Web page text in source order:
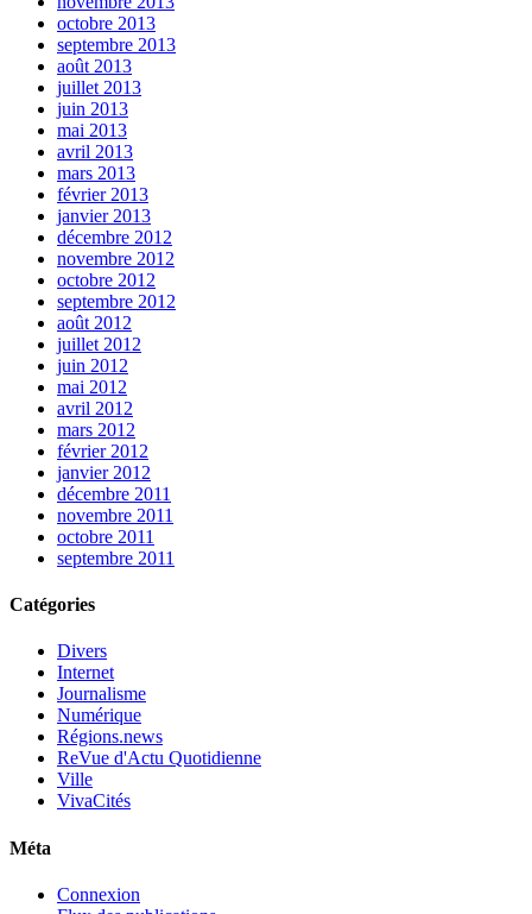
octobre 2013
septembre 2013
août 2013
juillet 2013
juin 2013
mai 2013
avril 2013
mars 2013
février 2013
janvier 2013
décembre 2012
novembre 2012
octobre 2012
septembre 2012
août 2012
juillet 2012
juin 2012
mai 2012
avril 2012
mars 2012
février 2012
janvier 2012
décembre 2011
novembre 2011
octobre 2011
septembre 2011
Catégories
Divers
Internet
Journalisme
Numérique
Régions.news
ReVue d'Actu Quotidienne
Ville
VivaCités
Méta
Connexion